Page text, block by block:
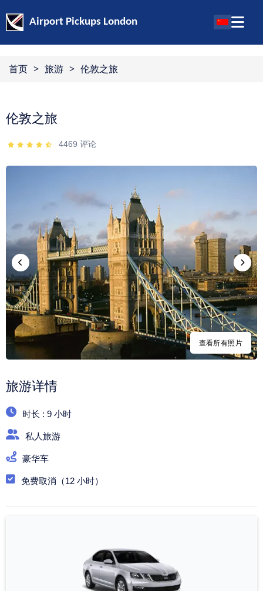
Airport Pickups London
首页 > 旅游 > 伦敦之旅
伦敦之旅
4469 评论
查看所有照片
旅游详情
时长 : 9 小时
私人旅游
豪华车
免费取消（12 小时）